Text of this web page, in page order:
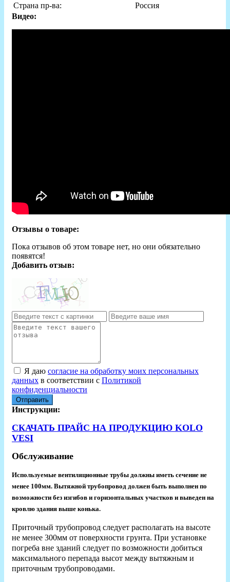
Страна пр-ва:
Россия
Видео:
Отзывы о товаре:
Пока отзывов об этом товаре нет, но они обязательно
появятся!
Добавить отзыв:
Я даю согласие на обработку моих персональных
данных в соответствии с Политикой
конфиденциальности
Отправить
Инструкции:
СКАЧАТЬ ПРАЙС НА ПРОДУКЦИЮ KOLO
VESI
Обслуживание
Используемые вентиляционные трубы должны иметь сечение не
менее 100мм. Вытяжной трубопровод должен быть выполнен по
возможности без изгибов и горизонтальных участков и выведен на
кровлю здания выше конька.
Приточный трубопровод следует располагать на высоте
не менее 300мм от поверхности грунта. При установке
погреба вне зданий следует по возможности добиться
максимального перепада высот между вытяжным и
приточным трубопроводами.